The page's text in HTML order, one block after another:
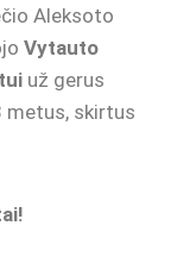
Aleksoto
Vytauto
už gerus
metus, skirtus